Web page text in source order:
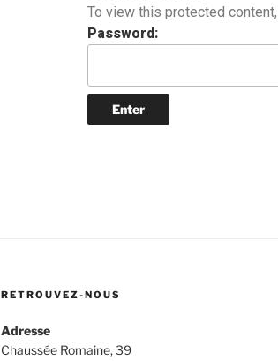
To view this protected
Password:
RETROUVEZ-NOUS
Adresse
Chaussée Romaine, 39